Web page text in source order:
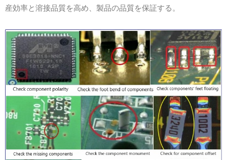
産効率と溶接品質を高め、製品の品質を保証する。